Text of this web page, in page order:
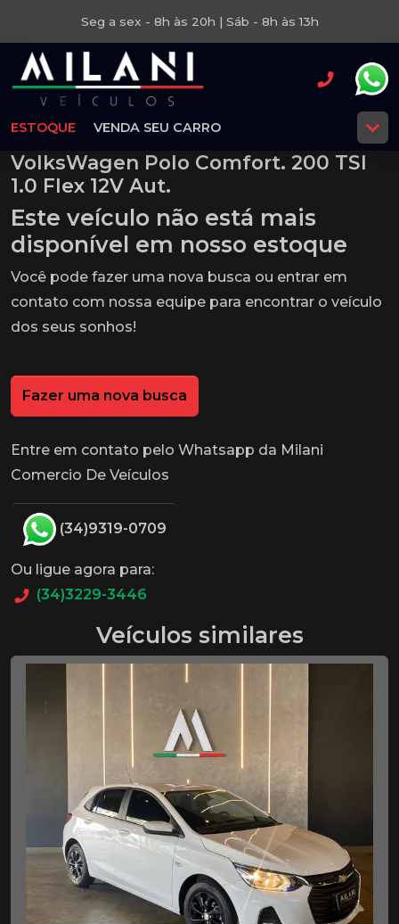
Seg a sex - 8h às 20h | Sáb - 8h às 13h
ESTOQUE VENDA SEU CARRO
VolksWagen Polo Comfort. 200 TSI
1.0 Flex 12V Aut.
Este veículo não está mais
disponível em nosso estoque
Você pode fazer uma nova busca ou entrar em
contato com nossa equipe para encontrar o veículo
dos seus sonhos!
Fazer uma nova busca
Entre em contato pelo Whatsapp da Milani
Comercio De Veículos
(34)9319-0709
Ou ligue agora para:
(34)3229-3446
Veículos similares